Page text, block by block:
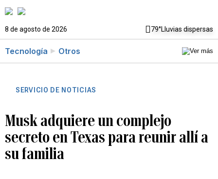
8 de agosto de 2026 79°Lluvias dispersas
Tecnología Otros
SERVICIO DE NOTICIAS
Musk adquiere un complejo
secreto en Texas para reunir allí a
su familia